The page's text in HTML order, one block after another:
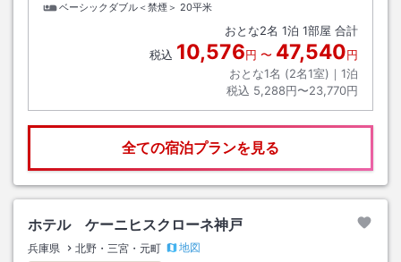
ベーシックダブル＜禁煙＞ 20平米
おとな2名 1泊 1部屋 合計
税込 10,576円 〜 47,540円
おとな1名 (2名1室)｜ 1泊
税込 5,288円〜23,770円
全ての宿泊プランを見る
ホテル ケーニヒスクローネ神戸
兵庫県 北野・三宮・元町
地図